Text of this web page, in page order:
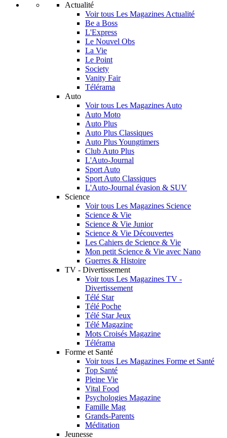
Actualité
Voir tous Les Magazines Actualité
Be a Boss
L'Express
Le Nouvel Obs
La Vie
Le Point
Society
Vanity Fair
Télérama
Auto
Voir tous Les Magazines Auto
Auto Moto
Auto Plus
Auto Plus Classiques
Auto Plus Youngtimers
Club Auto Plus
L'Auto-Journal
Sport Auto
Sport Auto Classiques
L'Auto-Journal évasion & SUV
Science
Voir tous Les Magazines Science
Science & Vie
Science & Vie Junior
Science & Vie Découvertes
Les Cahiers de Science & Vie
Mon petit Science & Vie avec Nano
Guerres & Histoire
TV - Divertissement
Voir tous Les Magazines TV -
Divertissement
Télé Star
Télé Poche
Télé Star Jeux
Télé Magazine
Mots Croisés Magazine
Télérama
Forme et Santé
Voir tous Les Magazines Forme et Santé
Top Santé
Pleine Vie
Vital Food
Psychologies Magazine
Famille Mag
Grands-Parents
Méditation
Jeunesse